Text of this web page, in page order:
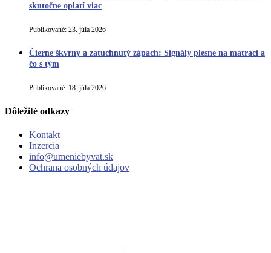
skutočne oplatí viac
Publikované: 23. júla 2026
Čierne škvrny a zatuchnutý zápach: Signály plesne na matraci a
čo s tým
Publikované: 18. júla 2026
Dôležité odkazy
Kontakt
Inzercia
info@umeniebyvat.sk
Ochrana osobných údajov